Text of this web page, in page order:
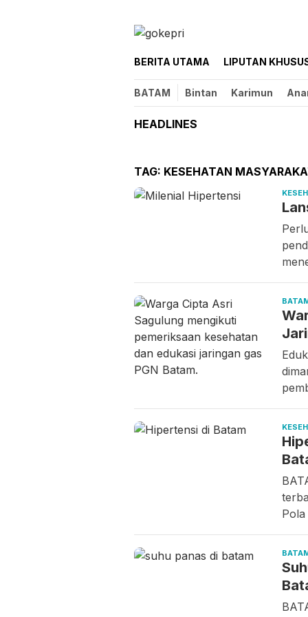
BERITA UTAMA LIPUTAN
BATAM Bintan Karimun
HEADLINES
TAG: KESEHATAN
Pola